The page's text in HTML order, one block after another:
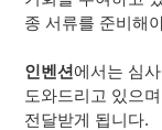
종 서류를 준비해
인벤션 에서는 심
도와드리고 있으며
전달받게 됩니다.